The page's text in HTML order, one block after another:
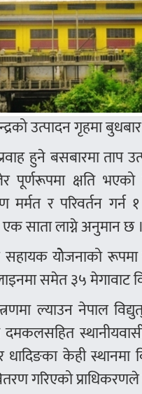
उत्पादन गृहमा
हुने बसबारमा ताप
क्षति भएको
र परिवर्तन गर्न
साता लाग्ने अनुमान छ ।
सहायक योेजनाको
समेत ३५
ल्याउन नेपाल
दमकलसहित
केही स्थानमा
गरिएको